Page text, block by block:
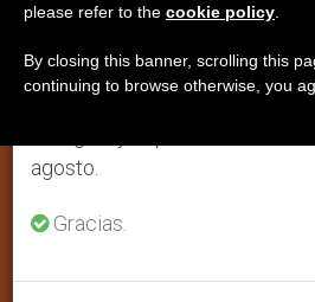
el sureste de Europa?
la región se reúnen en
MARZO 08, 2011 00:00
a s c i a
se generan menos
agosto.
Gracias.
please refer to the cookie policy
By closing this banner, scrolling this
continuing to browse otherwise, you